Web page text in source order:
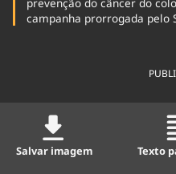
campanha prorrogada pelo
Salvar imagem Texto